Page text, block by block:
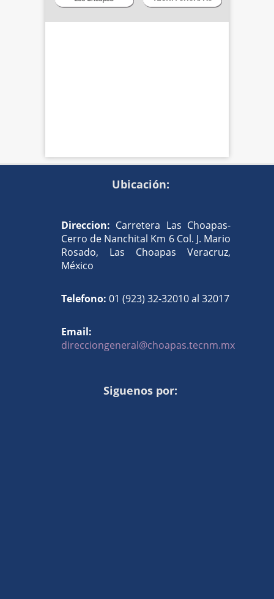
Ubicación:
Direccion: Carretera Las Choapas-
Cerro de Nanchital Km 6 Col. J. Mario
Rosado, Las Choapas Veracruz,
México
Telefono: 01 (923) 32-32010 al 32017
Email:
direcciongeneral@choapas.tecnm.mx
Siguenos por: